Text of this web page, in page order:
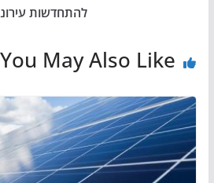
להתחדשות
You May Also Like